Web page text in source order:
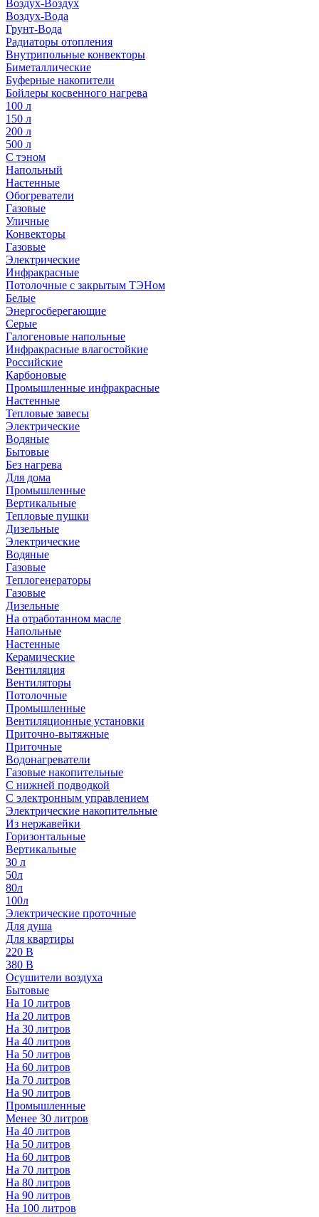
Воздух-Воздух
Воздух-Вода
Грунт-Вода
Радиаторы отопления
Внутрипольные конвекторы
Биметаллические
Буферные накопители
Бойлеры косвенного нагрева
100 л
150 л
200 л
500 л
С тэном
Напольный
Настенные
Обогреватели
Газовые
Уличные
Конвекторы
Газовые
Электрические
Инфракрасные
Потолочные с закрытым ТЭНом
Белые
Энергосберегающие
Серые
Галогеновые напольные
Инфракрасные влагостойкие
Российские
Карбоновые
Промышленные инфракрасные
Настенные
Тепловые завесы
Электрические
Водяные
Бытовые
Без нагрева
Для дома
Промышленные
Вертикальные
Тепловые пушки
Дизельные
Электрические
Водяные
Газовые
Теплогенераторы
Газовые
Дизельные
На отработанном масле
Напольные
Настенные
Керамические
Вентиляция
Вентиляторы
Потолочные
Промышленные
Вентиляционные установки
Приточно-вытяжные
Приточные
Водонагреватели
Газовые накопительные
С нижней подводкой
С электронным управлением
Электрические накопительные
Из нержавейки
Горизонтальные
Вертикальные
30 л
50л
80л
100л
Электрические проточные
Для душа
Для квартиры
220 В
380 В
Осушители воздуха
Бытовые
На 10 литров
На 20 литров
На 30 литров
На 40 литров
На 50 литров
На 60 литров
На 70 литров
На 90 литров
Промышленные
Менее 30 литров
На 40 литров
На 50 литров
На 60 литров
На 70 литров
На 80 литров
На 90 литров
На 100 литров